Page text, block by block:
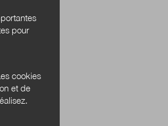
pour
cookies
et de